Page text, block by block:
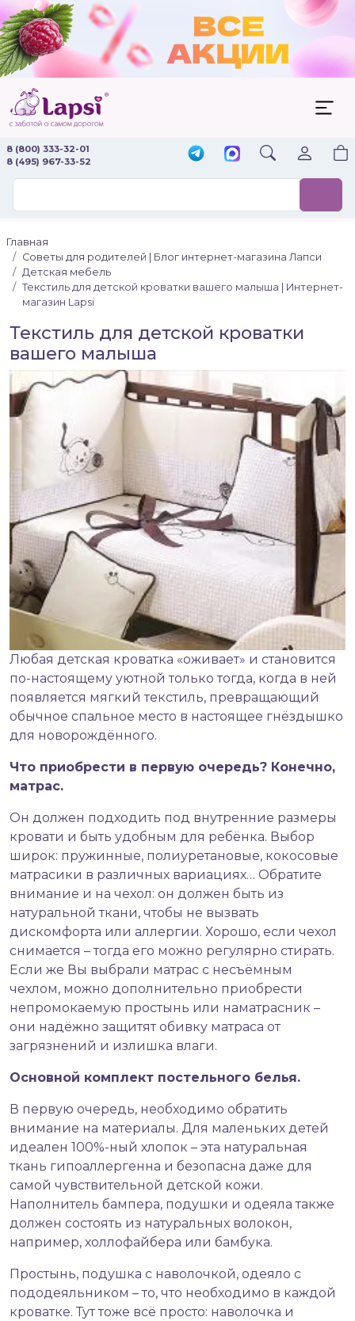
8 (800) 333-32-01
8 (495) 967-33-52
Главная
Советы для родителей | Блог интернет-магазина Лапси
Детская мебель
Текстиль для детской кроватки вашего малыша | Интернет-
магазин Lapsi
Текстиль для детской кроватки
вашего малыша
Любая детская кроватка «оживает» и становится
по-настоящему уютной только тогда, когда в ней
появляется мягкийтекстиль, превращающий
обычное спальное место в настоящее гнёздышко
для новорождённого.
Что приобрести в первую очередь? Конечно,
матрас.
Он должен подходить под внутренние размеры
кровати и быть удобным для ребёнка. Выбор
широк: пружинные, полиуретановые, кокосовые
матрасики в различных вариациях… Обратите
внимание и на чехол: он должен быть из
натуральной ткани, чтобы не вызвать
дискомфорта или аллергии. Хорошо, если чехол
снимается – тогда его можно регулярно стирать.
Если же Вы выбрали матрас с несъёмным
чехлом, можно дополнительно приобрести
непромокаемую простынь или наматрасник –
они надёжно защитят обивку матраса от
загрязнений и излишка влаги.
Основной комплект постельного белья.
В первую очередь, необходимо обратить
внимание на материалы. Для маленьких детей
идеален 100%-ный хлопок – эта натуральная
ткань гипоаллергенна и безопасна даже для
самой чувствительной детской кожи.
Наполнитель бампера, подушки и одеяла также
должен состоять из натуральных волокон,
например, холлофайбера или бамбука.
Простынь, подушка с наволочкой, одеяло с
пододеяльником – то, что необходимо в каждой
кроватке. Тут тоже всё просто: наволочка и